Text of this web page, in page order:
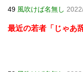
49 風吹けば名無し
最近の若者「じゃあ